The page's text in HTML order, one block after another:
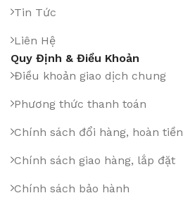
Tin Tức
Liên Hệ
Quy Định & Điều Khoản
Điều khoản giao dịch chung
Phương thức thanh toán
Chính sách đổi hàng, hoàn tiền
Chính sách giao hàng, lắp đặt
Chính sách bảo hành